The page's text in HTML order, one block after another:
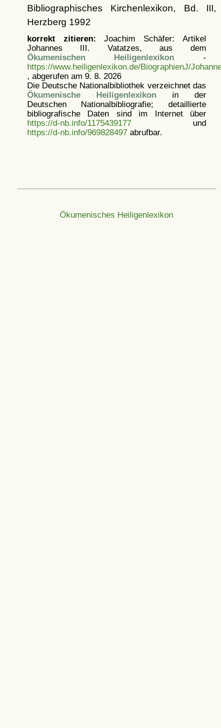
Bibliographisches Kirchenlexikon, Bd. III,
Herzberg 1992
korrekt zitieren: Joachim Schäfer: Artikel
Johannes III. Vatatzes, aus dem
Ökumenischen Heiligenlexikon -
https://www.heiligenlexikon.de/BiographienJ/
, abgerufen am 9. 8. 2026
Die Deutsche Nationalbibliothek verzeichnet das
Ökumenische Heiligenlexikonin der
Deutschen Nationalbibliografie; detaillierte
bibliografische Daten sind im Internet über
https://d-nb.info/1175439177und
https://d-nb.info/969828497abrufbar.
Ökumenisches Heiligenlexikon